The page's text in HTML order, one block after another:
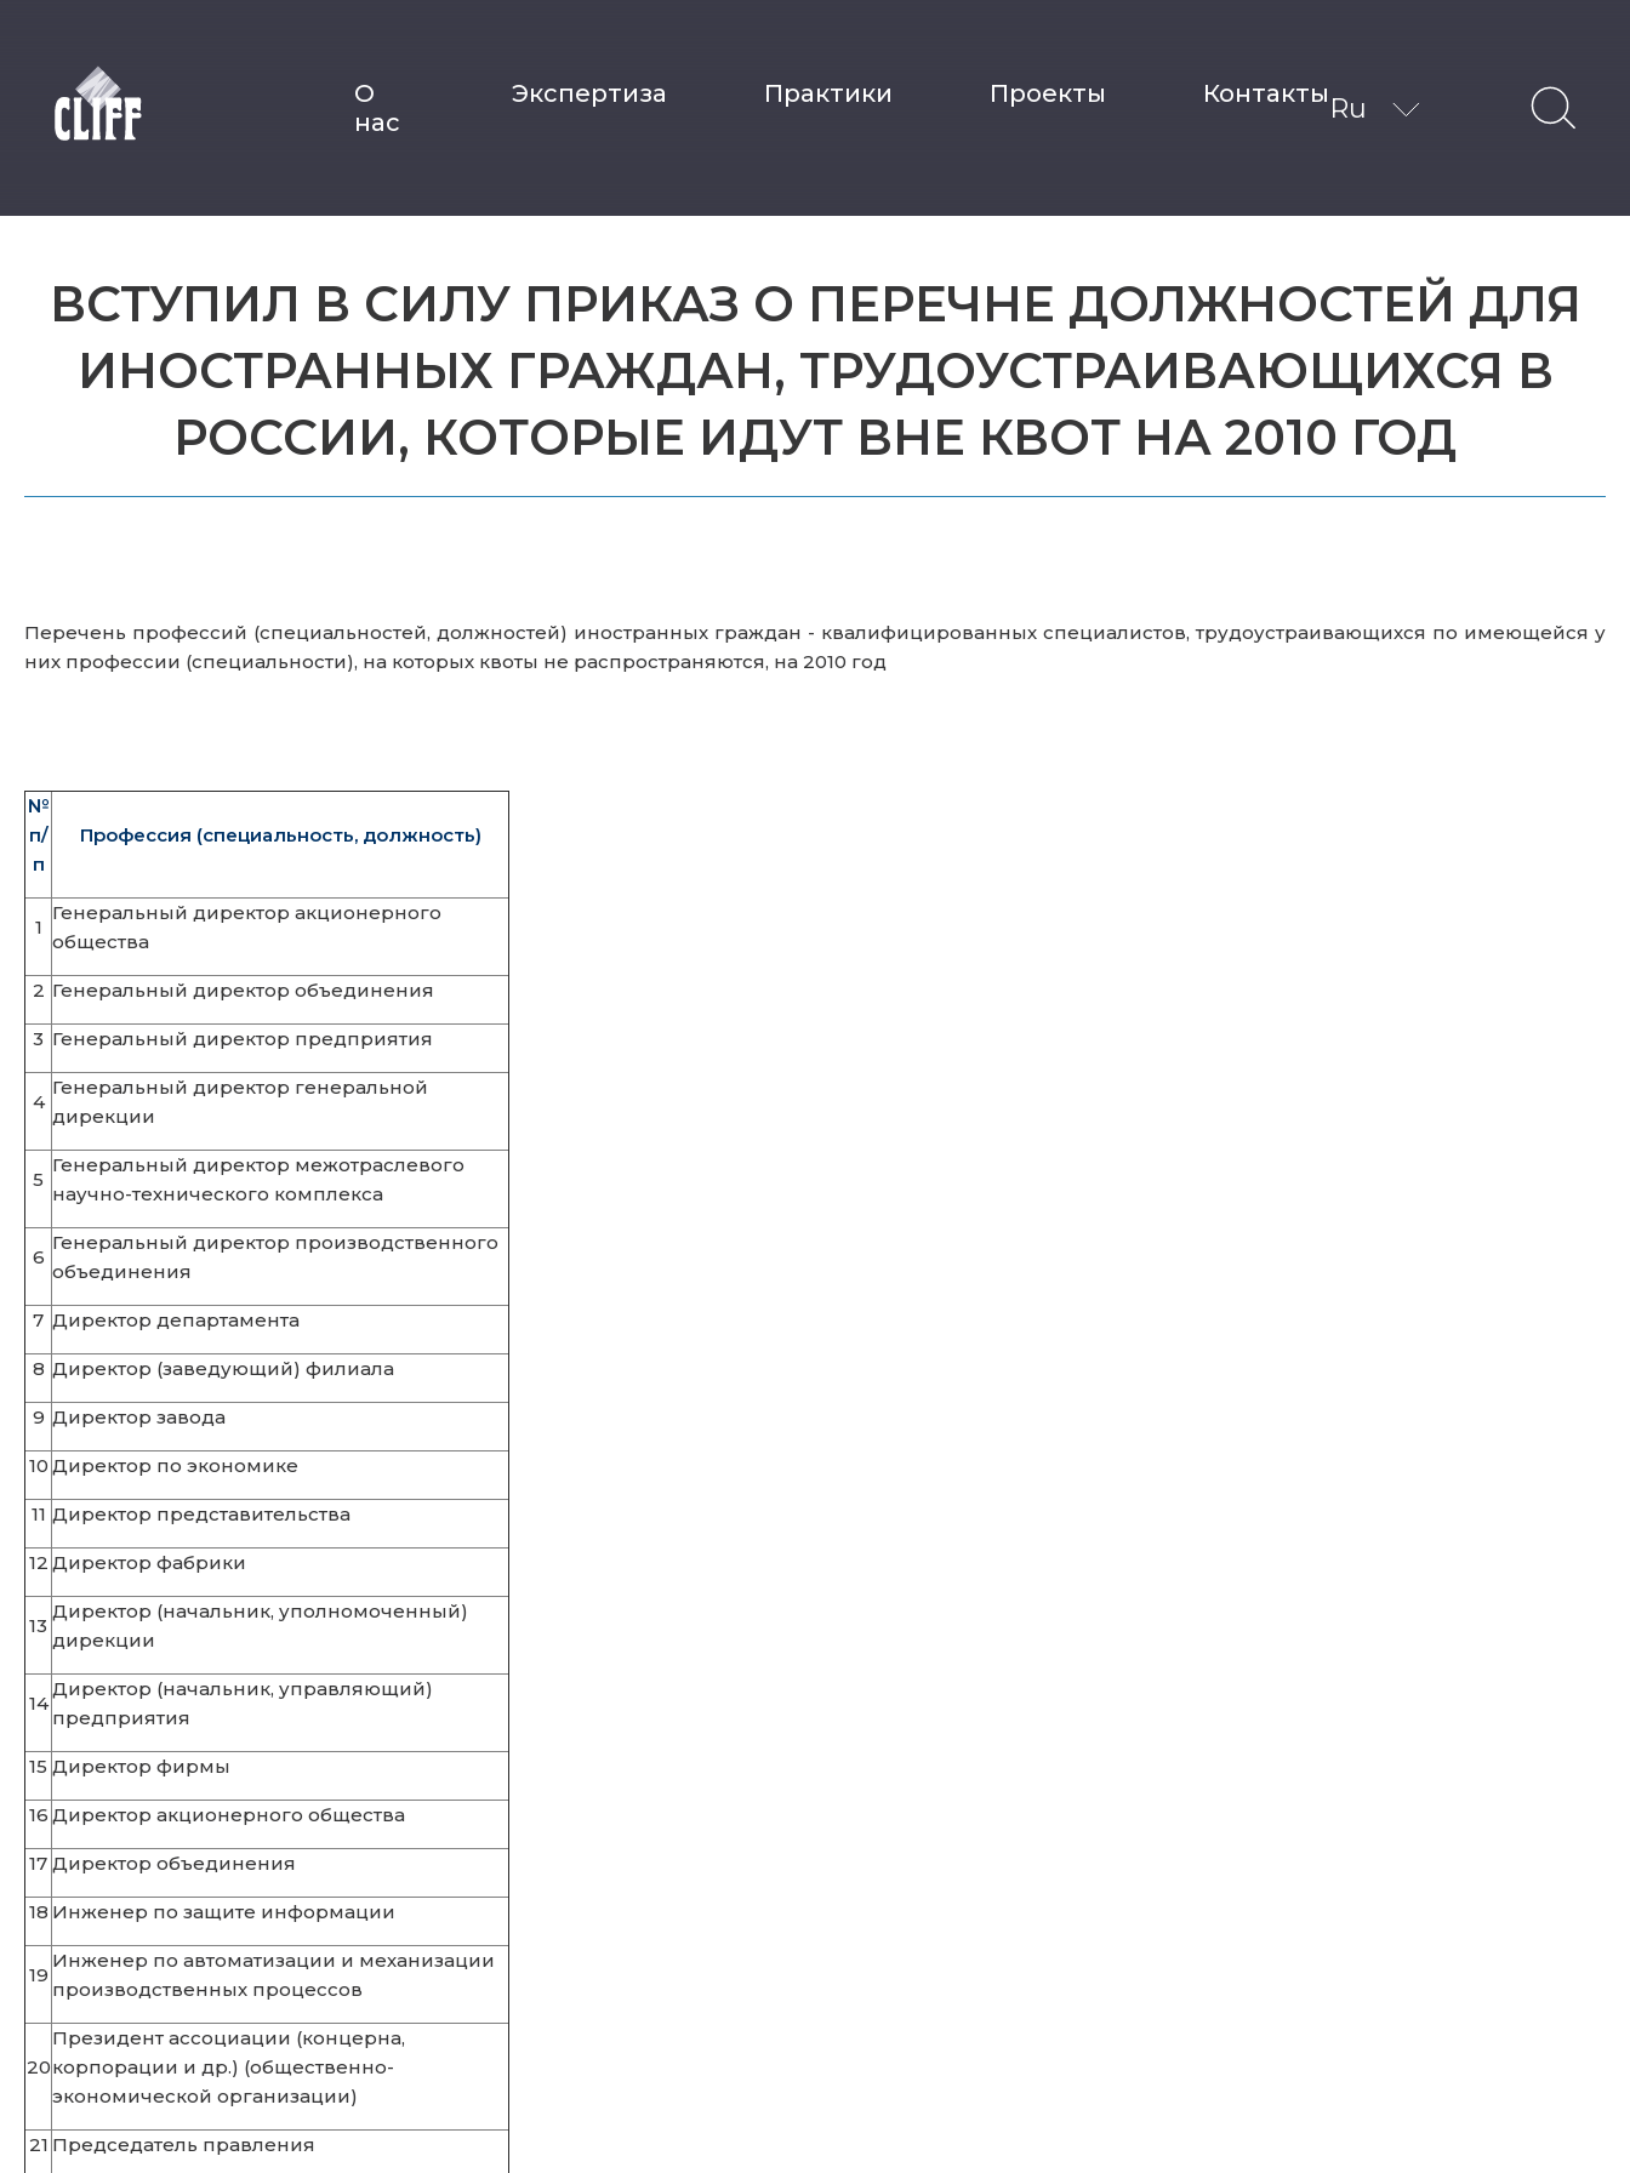
О
нас
Экспертиза Практики Проекты Контакты Ru
ВСТУПИЛ В СИЛУ ПРИКАЗ О ПЕРЕЧНЕ ДОЛЖНОСТЕЙ ДЛЯ
ИНОСТРАННЫХ ГРАЖДАН, ТРУДОУСТРАИВАЮЩИХСЯ В
РОССИИ, КОТОРЫЕ ИДУТ ВНЕ КВОТ НА 2010 ГОД
Перечень профессий (специальностей, должностей) иностранных граждан - квалифицированных специалистов, трудоустраивающихся по имеющейся у
них профессии (специальности), на которых квоты не распространяются, на 2010 год
№
п/
п
Профессия (специальность, должность)
1
Генеральный директор акционерного
общества
2 Генеральный директор объединения
3 Генеральный директор предприятия
4
Генеральный директор генеральной
дирекции
5
Генеральный директор межотраслевого
научно-технического комплекса
6
Генеральный директор производственного
объединения
7 Директор департамента
8 Директор (заведующий) филиала
9 Директор завода
10 Директор по экономике
11 Директор представительства
12 Директор фабрики
13
Директор (начальник, уполномоченный)
дирекции
14
Директор (начальник, управляющий)
предприятия
15 Директор фирмы
16 Директор акционерного общества
17 Директор объединения
18 Инженер по защите информации
19
Инженер по автоматизации и механизации
производственных процессов
20
Президент ассоциации (концерна,
корпорации и др.) (общественно-
экономической организации)
21 Председатель правления